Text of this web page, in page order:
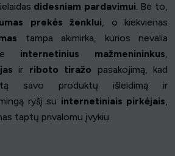
didesniam pardavimui. Be to,
prekės ženklui, o kiekvienas
tampa akimirka, kurios nevalia
internetinius mažmenininkus,
ir riboto tiražo pasakojimą, kad
savo produktų išleidimą ir
ryšį su internetiniais pirkėjais,
taptų privalomu įvykiu.